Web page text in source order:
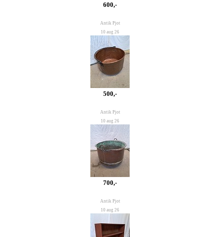
600,-
Antik Pjot
10 aug 26
500,-
Antik Pjot
10 aug 26
700,-
Antik Pjot
10 aug 26